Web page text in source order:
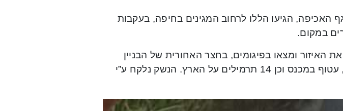
הגיעו הללו לרחוב המגינים בחיפה, בעקבות
במקום.
האיזור ומצאו בפיגומים, בחצר האחורית של הבניין
בעיר התחתית, נשק מסוג ״גלוק״, עטוף במכנס וכן 14 תרמילים על הארץ. הנשק נלקח ע”י